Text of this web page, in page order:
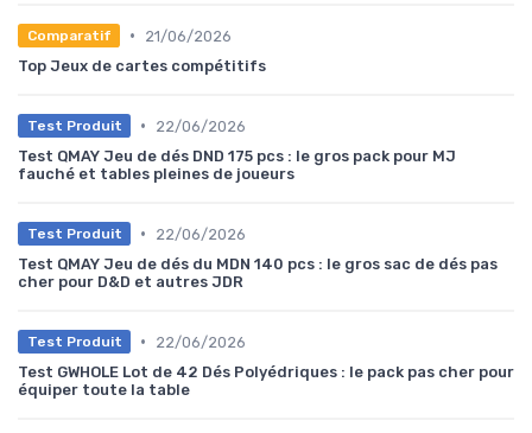
Comparatif •
21/06/2026
Top Jeux de cartes compétitifs
Test Produit •
22/06/2026
Test QMAY Jeu de dés DND 175 pcs : le gros pack pour MJ
fauché et tables pleines de joueurs
Test Produit •
22/06/2026
Test QMAY Jeu de dés du MDN 140 pcs : le gros sac de dés pas
cher pour D&D et autres JDR
Test Produit •
22/06/2026
Test GWHOLE Lot de 42 Dés Polyédriques : le pack pas cher pour
équiper toute la table